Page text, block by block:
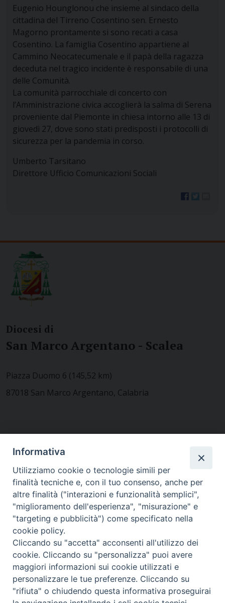
Eugenio Hounglonou che insieme al sindaco della
cittadina del Tirreno Cosentino sen. Ernesto
Magorno prontamente si sono recati a casa
Cosentino. La famiglia Cosentino appartiene al
Cammino Neocatecumenale e il papà della ragazza
deceduta nel tragico incidente è responsabile di una
delle Comunità.
La comunità parrocchiale di concerto con
l’Amministrazione civica accoglierà la salma di Serena
proveniente dal Piemonte in chiesa intorno alle 13 di
giovedì 27, dove sono stati predisposti i protocolli di
sicurezza per la pandemia in corso.
Umberto Tarsitano
Direttore Ufficio Comunicazioni Sociali
Diocesi di
San Marco Argentano - Scalea
Piazza Duomo 6 (145,52 km)
87018 San Marco Argentano, Calabria
MODULISTICA
WEBMAIL
RENDICONTO 8X1000
Informativa
Utilizziamo cookie o tecnologie simili per
finalità tecniche e, con il tuo consenso, anche per
altre finalità ("interazioni e funzionalità semplici",
"miglioramento dell'esperienza", "misurazione" e
"targeting e pubblicità") come specificato nella
cookie policy.
Cliccando su "accetta" acconsenti all'utilizzo dei
cookie. Cliccando su "personalizza" puoi avere
maggiori informazioni sui cookie utilizzati e
personalizzare le tue preferenze. Cliccando su
"rifiuta" o chiudendo questa informativa proseguirai